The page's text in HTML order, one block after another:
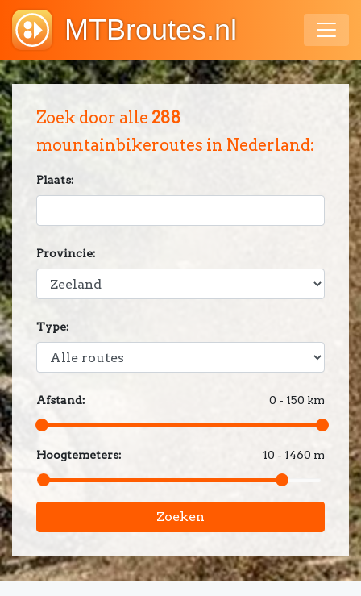
MTBroutes.nl
Zoek door alle 288
mountainbikeroutes in Nederland:
Plaats:
Provincie:
Type:
Afstand: 0 - 150 km
Hoogtemeters: 10 - 1460 m
Zoeken